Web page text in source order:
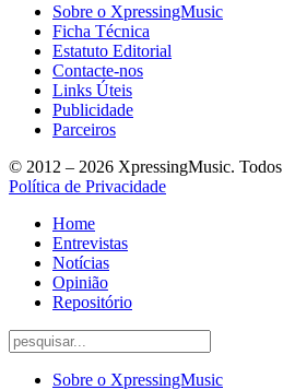
Sobre o XpressingMusic
Ficha Técnica
Estatuto Editorial
Contacte-nos
Links Úteis
Publicidade
Parceiros
© 2012 – 2026 XpressingMusic. Todos
Política de Privacidade
Home
Entrevistas
Notícias
Opinião
Repositório
Sobre o XpressingMusic